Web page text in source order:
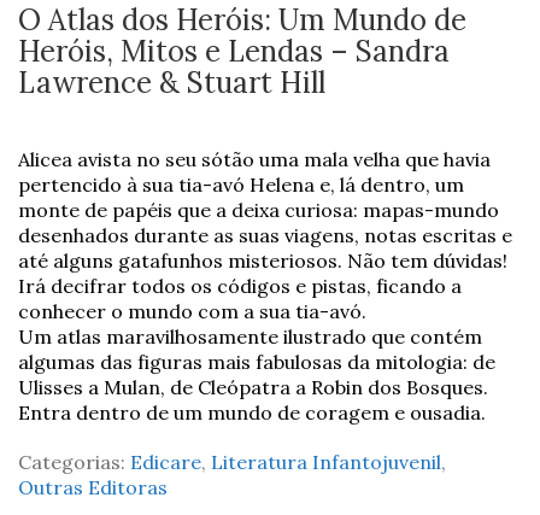
O Atlas dos Heróis: Um Mundo de
Heróis, Mitos e Lendas – Sandra
Lawrence & Stuart Hill
Alicea avista no seu sótão uma mala velha que havia
pertencido à sua tia-avó Helena e, lá dentro, um
monte de papéis que a deixa curiosa: mapas-mundo
desenhados durante as suas viagens, notas escritas e
até alguns gatafunhos misteriosos. Não tem dúvidas!
Irá decifrar todos os códigos e pistas, ficando a
conhecer o mundo com a sua tia-avó.
Um atlas maravilhosamente ilustrado que contém
algumas das figuras mais fabulosas da mitologia: de
Ulisses a Mulan, de Cleópatra a Robin dos Bosques.
Entra dentro de um mundo de coragem e ousadia.
Categorias: Edicare, Literatura Infantojuvenil,
Outras Editoras